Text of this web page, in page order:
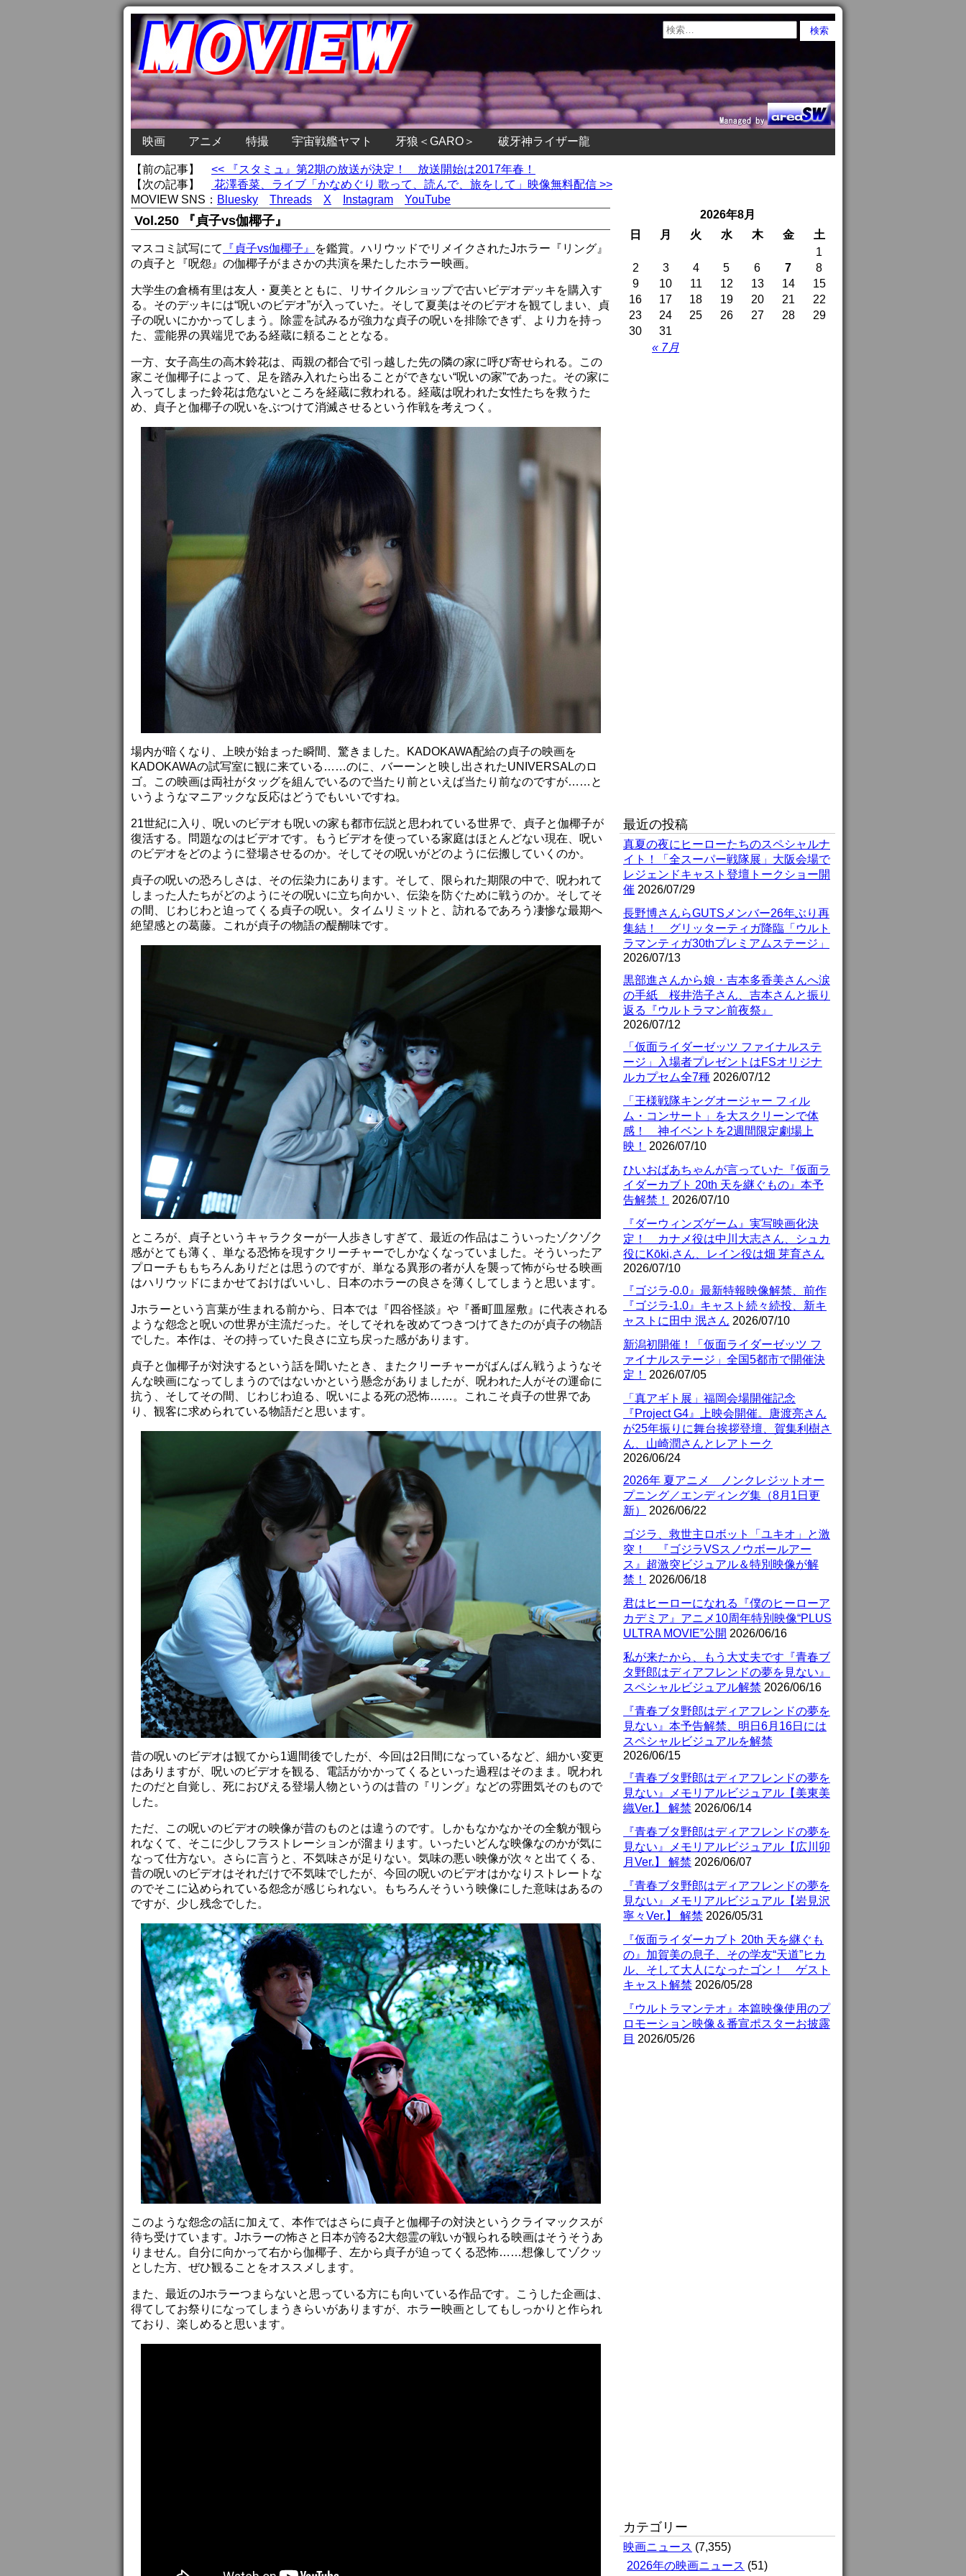
映画 アニメ 特撮 宇宙戦艦ヤマト 牙狼＜GARO＞ 破牙神ライザー龍
【前の記事】 << 『スタミュ』第2期の放送が決定！ 放送開始は2017年春！
【次の記事】
花澤香菜、ライブ「かなめぐり 歌って、読んで、旅をして」映像無料配信 >>
MOVIEW SNS： Bluesky Threads X Instagram YouTube
Vol.250 『貞子vs伽椰子』
マスコミ試写にて 『貞子vs伽椰子』
を鑑賞。ハリウッドでリメイクされたJホラー『リング』
の貞子と『呪怨』の伽椰子がまさかの共演を果たしたホラー映画。
大学生の倉橋有里は友人・夏美とともに、リサイクルショップで古いビデオデッキを購入す
る。そのデッキには“呪いのビデオ”が入っていた。そして夏美はそのビデオを観てしまい、貞
子の呪いにかかってしまう。除霊を試みるが強力な貞子の呪いを排除できず、より力を持っ
た、霊能界の異端児である経蔵に頼ることとなる。
一方、女子高生の高木鈴花は、両親の都合で引っ越した先の隣の家に呼び寄せられる。この
家こそ伽椰子によって、足を踏み入れたら出ることができない“呪いの家”であった。その家に
入ってしまった鈴花は危ないところを経蔵に救われる。経蔵は呪われた女性たちを救うた
め、貞子と伽椰子の呪いをぶつけて消滅させるという作戦を考えつく。
場内が暗くなり、上映が始まった瞬間、驚きました。KADOKAWA配給の貞子の映画を
KADOKAWAの試写室に観に来ている……のに、バーーンと映し出されたUNIVERSALのロ
ゴ。この映画は両社がタッグを組んでいるので当たり前といえば当たり前なのですが……と
いうようなマニアックな反応はどうでもいいですね。
21世紀に入り、呪いのビデオも呪いの家も都市伝説と思われている世界で、貞子と伽椰子が
復活する。問題なのはビデオです。もうビデオを使っている家庭はほとんどない現在、呪い
のビデオをどのように登場させるのか。そしてその呪いがどのように伝搬していくのか。
貞子の呪いの恐ろしさは、その伝染力にあります。そして、限られた期限の中で、呪われて
しまった人たちがどのようにその呪いに立ち向かい、伝染を防ぐために戦うのか。そしてそ
の間、じわじわと迫ってくる貞子の呪い。タイムリミットと、訪れるであろう凄惨な最期へ
絶望感との葛藤。これが貞子の物語の醍醐味です。
ところが、貞子というキャラクターが一人歩きしすぎて、最近の作品はこういったゾクゾク
感がとても薄く、単なる恐怖を現すクリーチャーでしかなくなっていました。そういったア
プローチももちろんありだとは思うのですが、単なる異形の者が人を襲って怖がらせる映画
はハリウッドにまかせておけばいいし、日本のホラーの良さを薄くしてしまうと思います。
Jホラーという言葉が生まれる前から、日本では『四谷怪談』や『番町皿屋敷』に代表される
ような怨念と呪いの世界が主流だった。そしてそれを改めてつきつけてきたのが貞子の物語
でした。本作は、その持っていた良さに立ち戻った感があります。
貞子と伽椰子が対決するという話を聞いたとき、またクリーチャーがばんばん戦うようなそ
んな映画になってしまうのではないかという懸念がありましたが、呪われた人がその運命に
抗う、そしてその間、じわじわ迫る、呪いによる死の恐怖……。これこそ貞子の世界であ
り、観客に求められている物語だと思います。
昔の呪いのビデオは観てから1週間後でしたが、今回は2日間になっているなど、細かい変更
はありますが、呪いのビデオを観る、電話がかかってくるといった過程はそのまま。呪われ
たのだと自覚し、死におびえる登場人物というのは昔の『リング』などの雰囲気そのもので
した。
ただ、この呪いのビデオの映像が昔のものとは違うのです。しかもなかなかその全貌が観ら
れなくて、そこに少しフラストレーションが溜まります。いったいどんな映像なのかが気に
なって仕方ない。さらに言うと、不気味さが足りない。気味の悪い映像が次々と出てくる、
昔の呪いのビデオはそれだけで不気味でしたが、今回の呪いのビデオはかなりストレートな
のでそこに込められている怨念が感じられない。もちろんそういう映像にした意味はあるの
ですが、少し残念でした。
このような怨念の話に加えて、本作ではさらに貞子と伽椰子の対決というクライマックスが
待ち受けています。Jホラーの怖さと日本が誇る2大怨霊の戦いが観られる映画はそうそうあ
りません。自分に向かって右から伽椰子、左から貞子が迫ってくる恐怖……想像してゾクッ
とした方、ぜひ観ることをオススメします。
また、最近のJホラーつまらないと思っている方にも向いている作品です。こうした企画は、
得てしてお祭りになってしまうきらいがありますが、ホラー映画としてもしっかりと作られ
ており、楽しめると思います。
2026年8月
日
月 火 水 木 金 土
« 7月
1
2
3 4 5 6 7
8
9
10 11 12 13 14
15
16
17 18 19 20 21
22
23
24 25 26 27 28
29
30
31
最近の投稿
真夏の夜にヒーローたちのスペシャルナ
イト！「全スーパー戦隊展」大阪会場で
レジェンドキャスト登壇トークショー開
催 2026/07/29
長野博さんらGUTSメンバー26年ぶり再
集結！ グリッターティガ降臨「ウルト
ラマンティガ30thプレミアムステージ」
2026/07/13
黒部進さんから娘・吉本多香美さんへ涙
の手紙 桜井浩子さん、吉本さんと振り
返る『ウルトラマン前夜祭』
2026/07/12
「仮面ライダーゼッツ ファイナルステ
ージ」入場者プレゼントはFSオリジナ
ルカプセム全7種 2026/07/12
「王様戦隊キングオージャー フィル
ム・コンサート」を大スクリーンで体
感！ 神イベントを2週間限定劇場上
映！
2026/07/10
ひいおばあちゃんが言っていた『仮面ラ
イダーカブト 20th 天を継ぐもの』本予
告解禁！
2026/07/10
『ダーウィンズゲーム』実写映画化決
定！ カナメ役は中川大志さん、シュカ
役にKōki,さん、レイン役は畑 芽育さん
2026/07/10
『ゴジラ-0.0』最新特報映像解禁、前作
『ゴジラ-1.0』キャスト続々続投、新キ
ャストに田中 泯さん 2026/07/10
新潟初開催！「仮面ライダーゼッツ フ
ァイナルステージ」全国5都市で開催決
定！
2026/07/05
「真アギト展」福岡会場開催記念
『Project G4』上映会開催。唐渡亮さん
が25年振りに舞台挨拶登壇、賀集利樹さ
ん、山崎潤さんとレアトーク
2026/06/24
2026年 夏アニメ ノンクレジットオー
プニング／エンディング集（8月1日更
新）
2026/06/22
ゴジラ、救世主ロボット「ユキオ」と激
突！ 『ゴジラVSスノウボールアー
ス』超激突ビジュアル＆特別映像が解
禁！
2026/06/18
君はヒーローになれる『僕のヒーローア
カデミア』アニメ10周年特別映像“PLUS
ULTRA MOVIE”公開 2026/06/16
私が来たから、もう大丈夫です『青春ブ
タ野郎はディアフレンドの夢を見ない』
スペシャルビジュアル解禁 2026/06/16
『青春ブタ野郎はディアフレンドの夢を
見ない』本予告解禁、明日6月16日には
スペシャルビジュアルを解禁
2026/06/15
『青春ブタ野郎はディアフレンドの夢を
見ない』メモリアルビジュアル【美東美
織Ver.】 解禁 2026/06/14
『青春ブタ野郎はディアフレンドの夢を
見ない』メモリアルビジュアル【広川卯
月Ver.】 解禁 2026/06/07
『青春ブタ野郎はディアフレンドの夢を
見ない』メモリアルビジュアル【岩見沢
寧々Ver.】 解禁 2026/05/31
『仮面ライダーカブト 20th 天を継ぐも
の』加賀美の息子、その学友“天道”ヒカ
ル、そして大人になったゴン！ ゲスト
キャスト解禁 2026/05/28
『ウルトラマンテオ』本篇映像使用のプ
ロモーション映像＆番宣ポスターお披露
目 2026/05/26
カテゴリー
映画ニュース (7,355)
2026年の映画ニュース (51)